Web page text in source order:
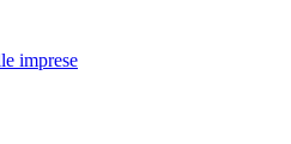
imprese